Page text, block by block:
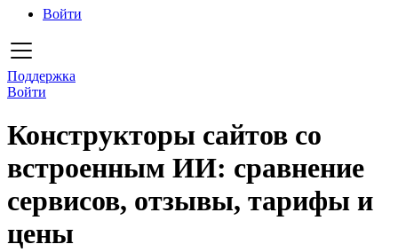
Войти
Поддержка
Войти
Конструкторы сайтов со
встроенным ИИ: сравнение
сервисов, отзывы, тарифы и
цены